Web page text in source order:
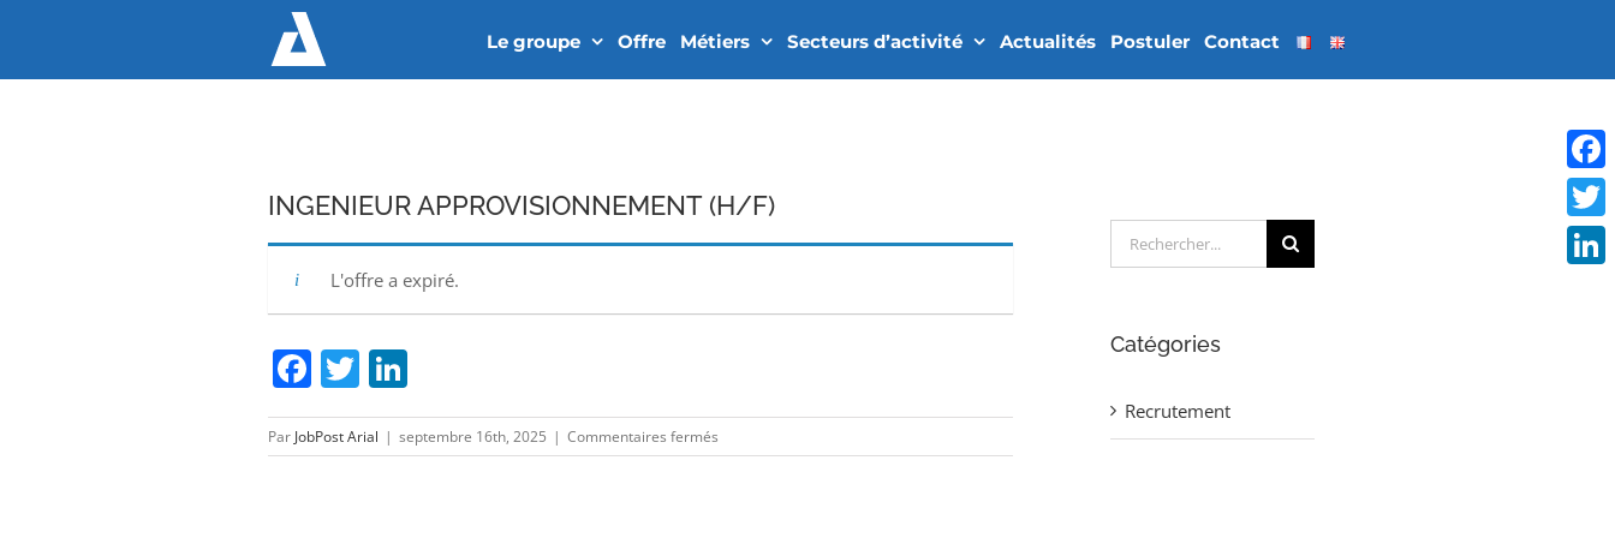
contenu
Le groupe Offre Métiers Secteurs d’activité Actualités Postuler Contact
INGENIEUR APPROVISIONNEMENT (H/F)
L'offre a expiré.
Facebook
TwitterLinkedIn
Par JobPost Arial | septembre 16th, 2025 | Commentaires ferméssur
INGENIEUR
Rechercher:
Catégories
Recrutement